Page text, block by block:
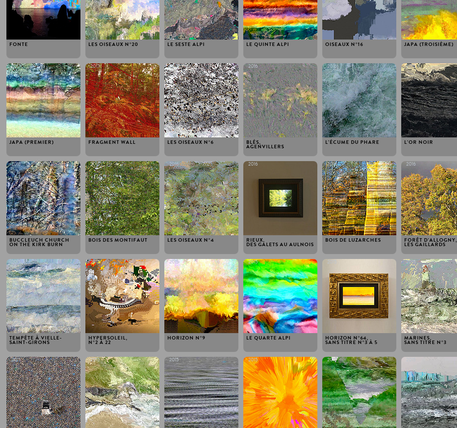
FONTE LES OISEAUX N°20 LE SESTE ALPI LE QUINTE ALPI OISEAUX N°16 JAPA (TROISIÈME)
JAPA (PREMIER)
2017
FRAGMENT WALL
2017
LES OISEAUX N°6
2016
BLÉS,
AGENVILLERS
2016
L'ÉCUME DU PHARE
2016
L'OR NOIR
2016
BUCCLEUCH CHURCH
ON THE KIRK BURN
2016
BOIS DES MONTIFAUT
2016
LES OISEAUX N°4
2016
RIEUX,
DES GALETS AU AULNOIS
2016
BOIS DE LUZARCHES
2016
​FORÊT D’ALLOGNY,
LES GAILLARDS
2016
TEMPÈTE À VIELLE-
SAINT-GIRONS
2015
HYPERSOLEIL,
N°2 À 22
2015
HORIZON N°9
2015
LE QUARTE ALPI
2015
HORIZON N°64,
SANS TITRE N ° 3 À 5
2015
MARINES,
SANS TITRE N ° 3
2015
2015 2015 2015 2015 2015